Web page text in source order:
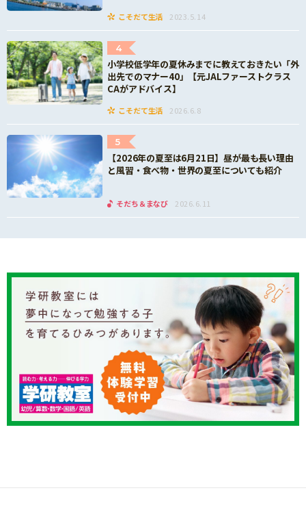
こそだて生活 2023.5.14
4
小学校低学年の夏休みまでに教えておきたい「外
出先でのマナー40」【元JALファーストクラス
CAがアドバイス】
こそだて生活 2026.6.8
5
【2026年の夏至は6月21日】昼が最も長い理由
と風習・食べ物・世界の夏至についても紹介
そだち＆まなび 2026.6.11